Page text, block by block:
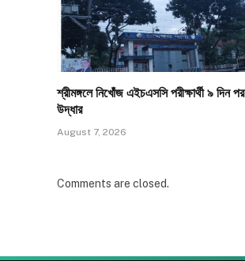
শ্রীমঙ্গলে নিখোঁজ এইচএসসি পরীক্ষার্থী ৯ দিন পর
উদ্ধার
August 7, 2026
Comments are closed.